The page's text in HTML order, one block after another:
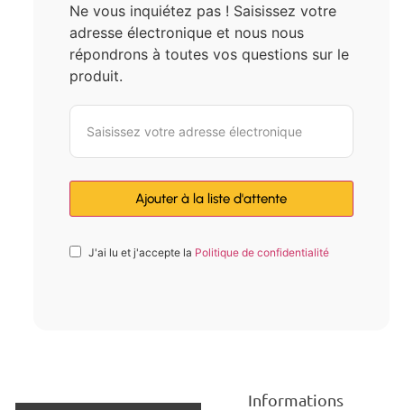
Ne vous inquiétez pas ! Saisissez votre
adresse électronique et nous nous
répondrons à toutes vos questions sur le
produit.
J'ai lu et j'accepte la Politique de confidentialité
Informations